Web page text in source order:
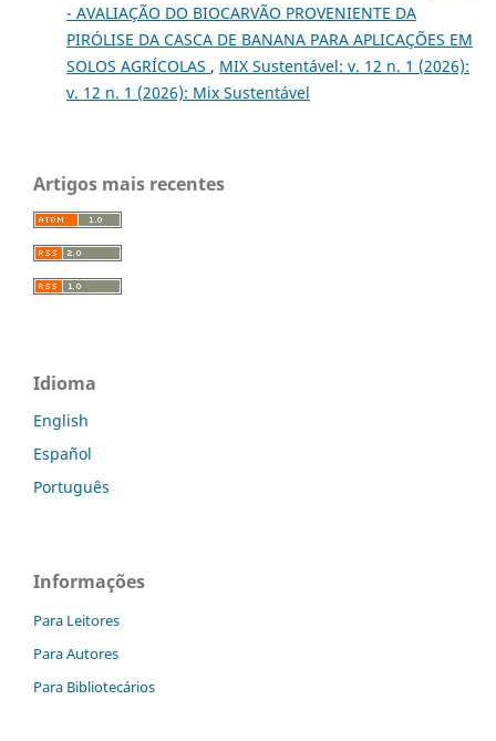
- AVALIAÇÃO DO BIOCARVÃO PROVENIENTE DA
PIRÓLISE DA CASCA DE BANANA PARA APLICAÇÕES EM
SOLOS AGRÍCOLAS , MIX Sustentável: v. 12 n. 1 (2026):
v. 12 n. 1 (2026): Mix Sustentável
Artigos mais recentes
Idioma
English
Español
Português
Informações
Para Leitores
Para Autores
Para Bibliotecários